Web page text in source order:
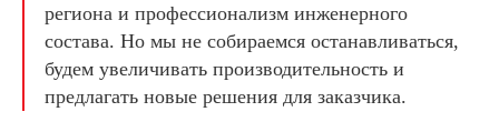
региона и профессионализм инженерного
состава. Но мы не собираемся останавливаться,
будем увеличивать производительность и
предлагать новые решения для заказчика.